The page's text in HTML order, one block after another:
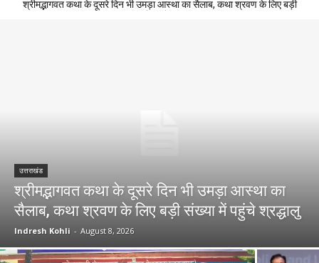
श्रीमद्भागवत कथा के दूसरे दिन भी उमड़ा आस्था का सैलाब, कथा श्रवण के लिए बड़ी
उत्तराखंड
श्रीमद्भागवत कथा के दूसरे दिन भी उमड़ा आस्था का
सैलाब, कथा श्रवण के लिए बड़ी संख्या में पहुंचे श्रद्धालु
Indresh Kohli - August 8, 2026